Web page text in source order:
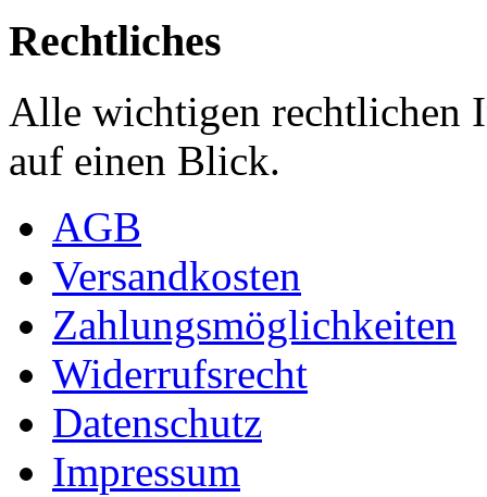
Rechtliches
Alle wichtigen rechtlichen
auf einen Blick.
AGB
Versandkosten
Zahlungsmöglichkeiten
Widerrufsrecht
Datenschutz
Impressum